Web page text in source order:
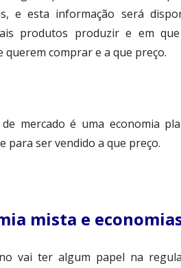
e esta informação será
produtos produzir e em
comprar e a que preço.
mercado é uma economia
para ser vendido a que preço.
mista e
vai ter algum papel na